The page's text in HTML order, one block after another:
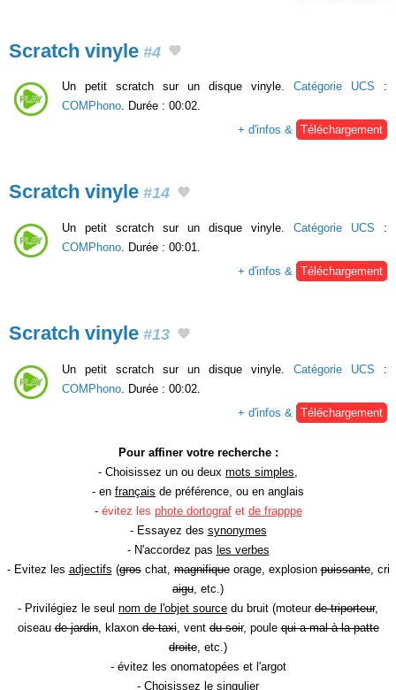
Scratch vinyle #4
Un petit scratch sur un disque vinyle. Catégorie UCS :
COMPhono. Durée : 00:02.
+ d'infos & Téléchargement
Scratch vinyle #14
Un petit scratch sur un disque vinyle. Catégorie UCS :
COMPhono . Durée : 00:01.
+ d'infos &
Téléchargement
Scratch vinyle #13
Un petit scratch sur un disque vinyle. Catégorie UCS :
COMPhono . Durée : 00:02.
+ d'infos &
Téléchargement
Pour affiner votre recherche :
- Choisissez un ou deux mots simples
- en français de préférence, ou en anglais
- évitez les phote dortografet de frapppe
- Essayez des synonymes
- N'accordez pas les verbes
- Evitez les adjectifs (groschat,magnifiqueorage, explosionpuissante, cri
aigu , etc.)
- Privilégiez le seul nom de l'objet source du bruit (moteur de triporteur,
oiseaude jardin, klaxonde taxi, ventdu soir, poulequi a mal à la patte
droite , etc.)
- évitez les onomatopées et l'argot
- Choisissez le singulier